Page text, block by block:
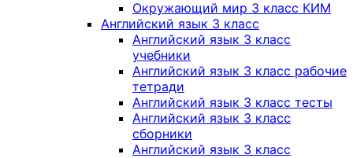
Окружающий мир 3 класс КИМ
Английский язык 3 класс
Английский язык 3 класс
учебники
Английский язык 3 класс рабочие
тетради
Английский язык 3 класс тесты
Английский язык 3 класс
сборники
Английский язык 3 класс